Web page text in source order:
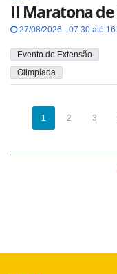
II Maratona
27/08/2026 - 07:30 até
Evento de Extensão
Olimpíada
1 2 3